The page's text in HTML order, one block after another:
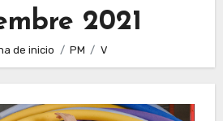
2021
de inicio PM V